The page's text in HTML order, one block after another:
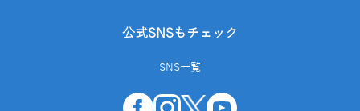
公式SNSもチェック
SNS一覧